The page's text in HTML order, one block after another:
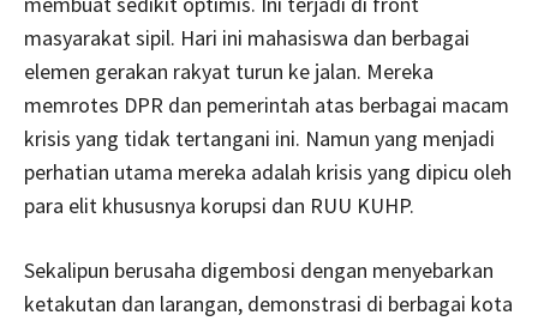
masyarakat sipil. Hari ini mahasiswa dan berbagai
elemen gerakan rakyat turun ke jalan. Mereka
memrotes DPR dan pemerintah atas berbagai macam
krisis yang tidak tertangani ini. Namun yang menjadi
perhatian utama mereka adalah krisis yang dipicu oleh
para elit khususnya korupsi dan RUU KUHP.
Sekalipun berusaha digembosi dengan menyebarkan
ketakutan dan larangan, demonstrasi di berbagai kota